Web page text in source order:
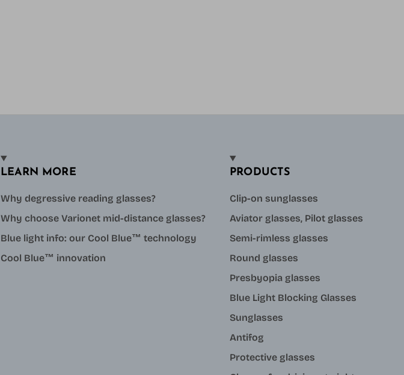
LEARN MORE
Why degressive reading glasses?
Why choose Varionet mid-distance glasses?
Blue light info: our Cool Blue™ technology
Cool Blue™ innovation
PRODUCTS
Clip-on sunglasses
Aviator glasses, Pilot glasses
Semi-rimless glasses
Round glasses
Presbyopia glasses
Blue Light Blocking Glasses
Sunglasses
Antifog
Protective glasses